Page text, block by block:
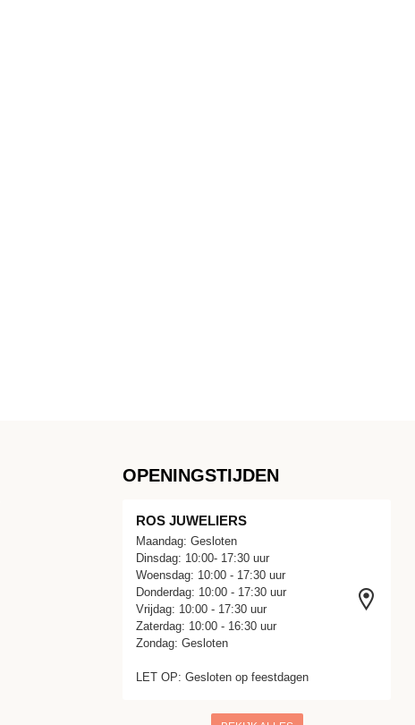
OPENINGSTIJDEN
ROS JUWELIERS
Maandag: Gesloten
Dinsdag: 10:00- 17:30 uur
Woensdag: 10:00 - 17:30 uur
Donderdag: 10:00 - 17:30 uur
Vrijdag: 10:00 - 17:30 uur
Zaterdag: 10:00 - 16:30 uur
Zondag: Gesloten
LET OP: Gesloten op feestdagen